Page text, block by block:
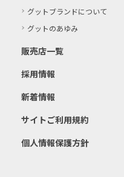
グットブランドについて
グットのあゆみ
販売店一覧
採用情報
新着情報
サイトご利用規約
個人情報保護方針